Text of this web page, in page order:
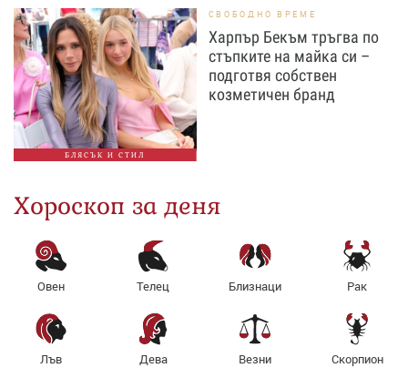
БЛЯСЪК И СТИЛ
СВОБОДНО ВРЕМЕ
Харпър Бекъм тръгва по
стъпките на майка си –
подготвя собствен
козметичен бранд
Хороскоп за деня
Овен Телец Близнаци Рак
Лъв Дева Везни Скорпион